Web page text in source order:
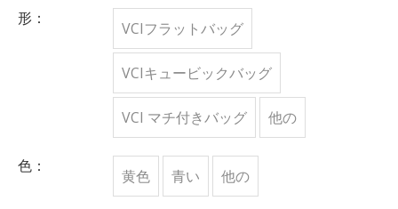
形：
VCIフラットバッグ
VCIキュービックバッグ
VCI マチ付きバッグ 他の
色：
黄色 青い 他の